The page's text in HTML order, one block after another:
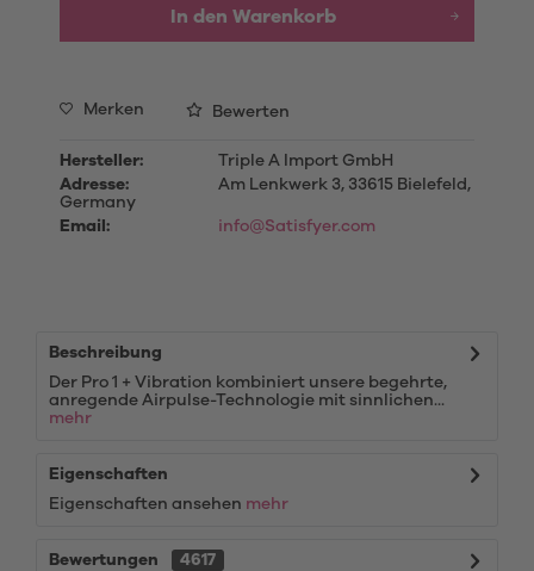
In den Warenkorb
Merken Bewerten
Hersteller:
Triple A Import GmbH
Adresse:
Am Lenkwerk 3, 33615 Bielefeld,
Germany
Email:
info@Satisfyer.com
Beschreibung
Der Pro 1 + Vibration kombiniert unsere begehrte,
anregende Airpulse-Technologie mit sinnlichen...
mehr
Eigenschaften
Eigenschaften ansehen mehr
Bewertungen
4617